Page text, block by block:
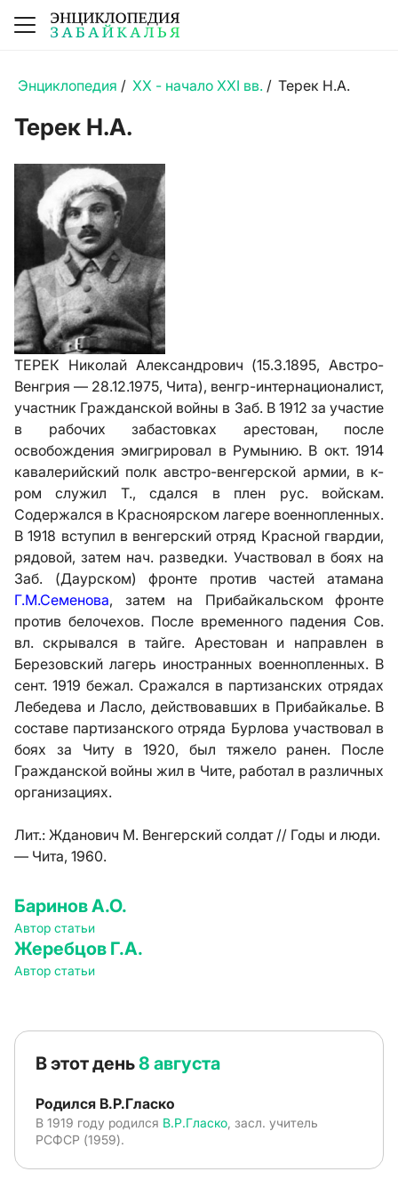
Энциклопедия / XX - начало XXI вв. / Терек Н.А.
Терек Н.А.
ТЕРЕК Николай Александрович (15.3.1895, Австро-
Венгрия — 28.12.1975, Чита), венгр-интернационалист,
участник Гражданской войны в Заб. В 1912 за участие
в рабочих забастовках арестован, после
освобождения эмигрировал в Румынию. В окт. 1914
кавалерийский полк австро-венгерской армии, в к-
ром служил Т., сдался в плен рус. войскам.
Содержался в Красноярском лагере военнопленных.
В 1918 вступил в венгерский отряд Красной гвардии,
рядовой, затем нач. разведки. Участвовал в боях на
Заб. (Даурском) фронте против частей атамана
Г.М.Семенова, затем на Прибайкальском фронте
против белочехов. После временного падения Сов.
вл. скрывался в тайге. Арестован и направлен в
Березовский лагерь иностранных военнопленных. В
сент. 1919 бежал. Сражался в партизанских отрядах
Лебедева и Ласло, действовавших в Прибайкалье. В
составе партизанского отряда Бурлова участвовал в
боях за Читу в 1920, был тяжело ранен. После
Гражданской войны жил в Чите, работал в различных
организациях.
Лит.: Жданович М. Венгерский солдат // Годы и люди.
— Чита, 1960.
Баринов А.О.
Автор статьи
Жеребцов Г.А.
Автор статьи
В этот день8 августа
Родился В.Р.Гласко
В 1919 году родился В.Р.Гласко , засл. учитель
РСФСР (1959).